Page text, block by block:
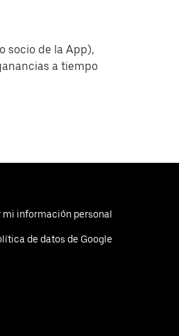
socio de la App),
a tiempo
mi información personal
de datos de Google